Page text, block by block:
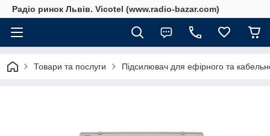
Радіо ринок Львів. Vicotel (www.radio-bazar.com)
Товари та послуги Підсилювач для ефірного та